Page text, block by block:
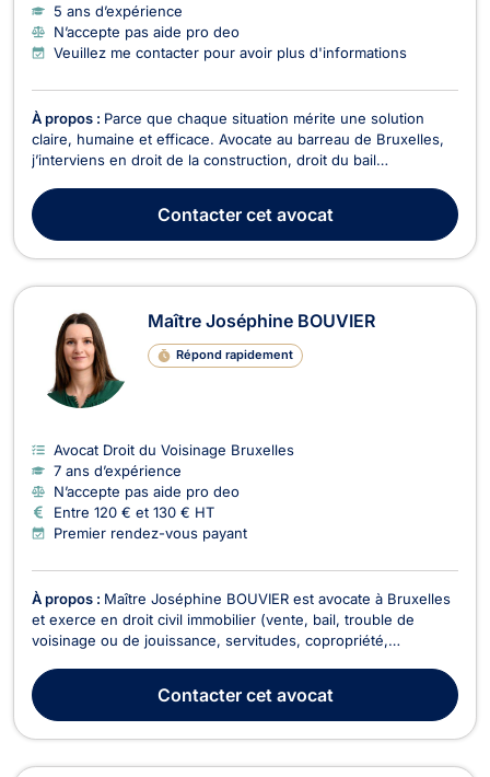
5 ans d’expérience
N’accepte pas aide pro deo
Veuillez me contacter pour avoir plus d'informations
À propos : Parce que chaque situation mérite une solution
claire, humaine et efficace. Avocate au barreau de Bruxelles,
j’interviens en droit de la construction, droit du bail
international. J’accompagne particuliers et professionnels
dans la prévention et la résolution de leurs...
Contactercet avocat
Maître Joséphine BOUVIER
Répond rapidement
Avocat Droit du Voisinage Bruxelles
7 ans d’expérience
N’accepte pas aide pro deo
Entre 120 € et 130 € HT
Premier rendez-vous payant
À propos : Maître Joséphine BOUVIER est avocate à Bruxelles
et exerce en droit civil immobilier (vente, bail, trouble de
voisinage ou de jouissance, servitudes, copropriété,
de l’environnement. Tout d’abord, dans le domaine du droit
civil immobilier, Maître Joséphine B...
Contactercet avocat